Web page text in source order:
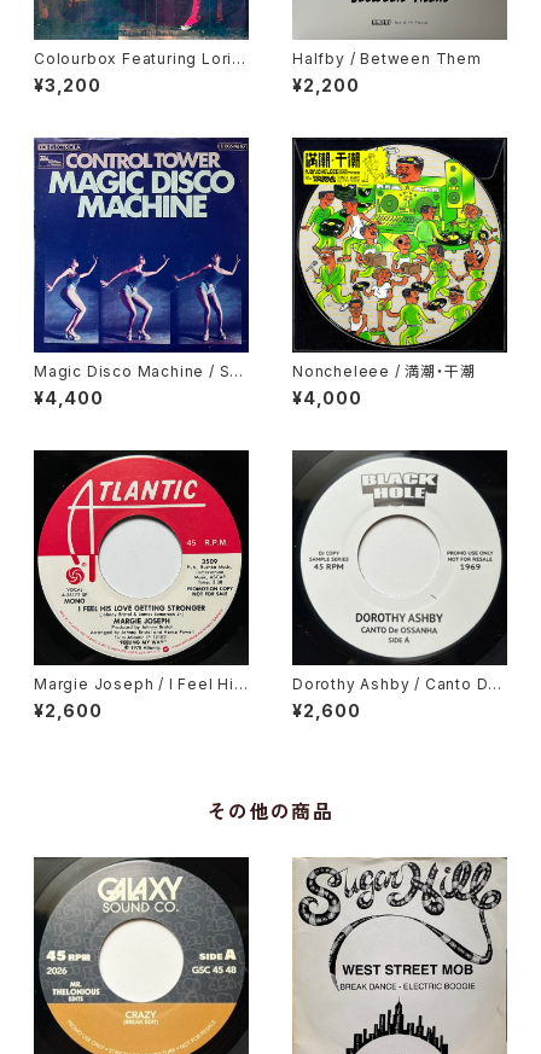
Colourbox Featuring Lorita
Grahame / Baby I Love You
So
¥3,200
Halfby / Between Them
¥2,200
Magic Disco Machine / Scr
atchin'
¥4,400
Noncheleee / 満潮・干潮
¥4,000
Margie Joseph / I Feel His
Love Getting Stronger
¥2,600
Dorothy Ashby / Canto De
Ossanha, Cause I Need It
¥2,600
その他の商品